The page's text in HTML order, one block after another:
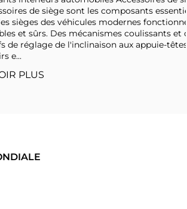
siège sont les composants essentiels qui
des véhicules modernes fonctionnels,
Des mécanismes coulissants et des
de l'inclinaison aux appuie-têtes,